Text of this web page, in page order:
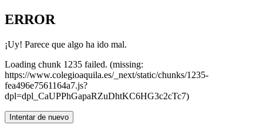
ERROR
¡Uy! Parece que algo ha ido mal.
Loading chunk 1235 failed. (missing:
https://www.colegioaquila.es/_next/static/chunks/1235-
fea496e7561164a7.js?
dpl=dpl_CaUPPhGapaRZuDhtKC6HG3c2cTc7)
Intentar de nuevo